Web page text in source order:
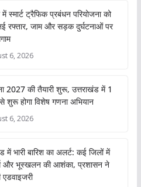
में स्मार्ट ट्रैफिक प्रबंधन परियोजना को
रफ्तार, जाम और सड़क दुर्घटनाओं पर
6, 2026
2027 की तैयारी शुरू, उत्तराखंड में 1
शुरू होगा विशेष गणना अभियान
6, 2026
में भारी बारिश का अलर्ट: कई जिलों में
और भूस्खलन की आशंका, प्रशासन ने
एडवाइजरी